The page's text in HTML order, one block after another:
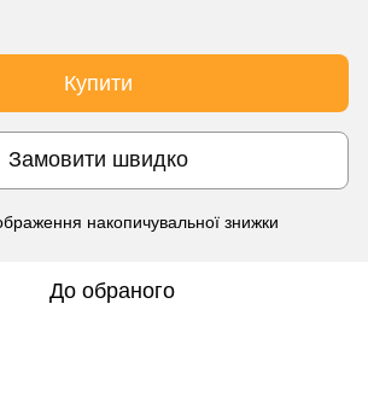
Купити
Замовити швидко
накопичувальної знижки
До обраного